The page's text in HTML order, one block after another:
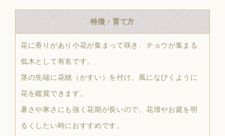
特徴・育て方
花に香りがあり小花が集まって咲き、チョウが集まる
低木として有名です。
茎の先端に花穂（かすい）を付け、風になびくように
花を鑑賞できます。
暑さや寒さにも強く花期が長いので、花壇やお庭を明
るくしたい時におすすめです。